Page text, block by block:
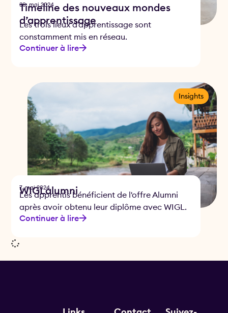
30. mai 2024
Timeline des nouveaux mondes
d’apprentissage
Les trois lieux d'apprentissage sont
constamment mis en réseau.
Continuer à lire
Insights
7. mai 2024
WIGLalumni
Les apprentis bénéficient de l'offre Alumni
après avoir obtenu leur diplôme avec WIGL.
Continuer à lire